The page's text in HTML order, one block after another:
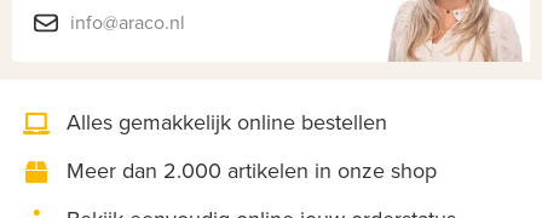
info@araco.nl
Alles gemakkelijk online bestellen
Meer dan 2.000 artikelen in onze shop